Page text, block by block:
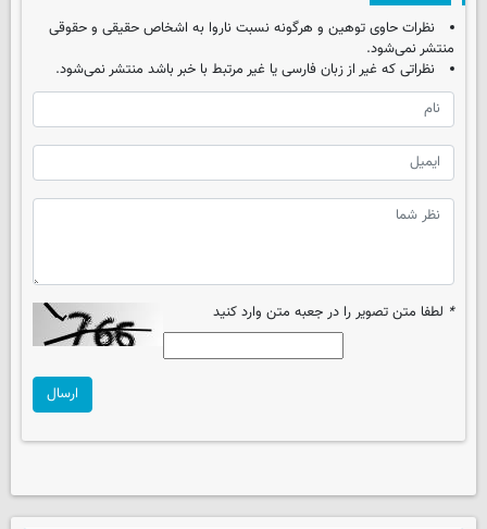
نظرات حاوی توهین و هرگونه نسبت ناروا به اشخاص حقیقی و حقوقی
منتشر نمی‌شود.
نظراتی که غیر از زبان فارسی یا غیر مرتبط با خبر باشد منتشر نمی‌شود.
* لطفا متن تصویر را در جعبه متن وارد کنید
ارسال